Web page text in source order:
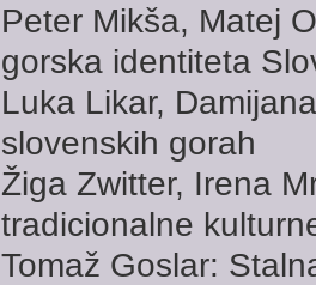
Peter Mikša, Matej
gorska identiteta
Luka Likar,
slovenskih gorah
Žiga Zwitter, Irena
tradicionalne
Tomaž Goslar: